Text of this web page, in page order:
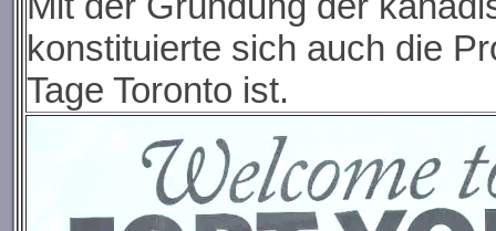
konstituierte sich auch die
Tage Toronto ist.